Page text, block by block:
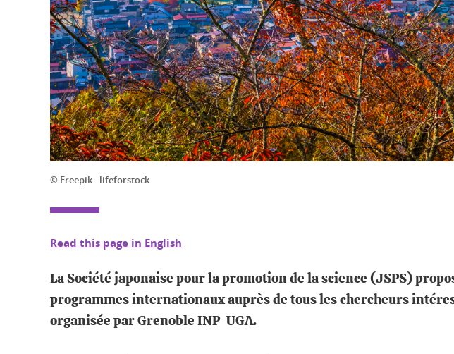
© Freepik - lifeforstock
Read this page in English
La Société japonaise pour la promotion de la science (JSPS)
programmes internationaux auprès de tous les chercheurs
organisée par Grenoble INP-UGA.